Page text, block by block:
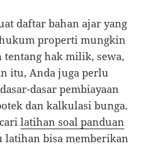
daftar bahan ajar yang
properti mungkin
tentang hak milik, sewa,
itu, Anda juga perlu
dasar pembiayaan
dan kalkulasi bunga.
latihan soal panduan
latihan bisa memberikan